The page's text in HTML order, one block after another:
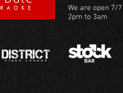
We are open 7/7
2pm to 3am